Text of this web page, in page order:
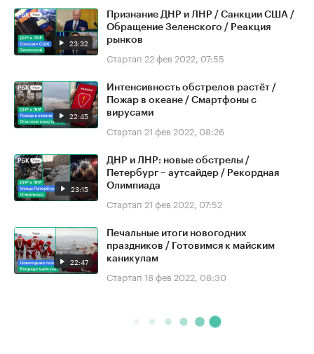
23:32
Признание ДНР и ЛНР / Санкции США /
Обращение Зеленского / Реакция
рынков
Стартап 22 фев 2022, 07:55
22:45
Интенсивность обстрелов растёт /
Пожар в океане / Смартфоны с
вирусами
Стартап 21 фев 2022, 08:26
23:15
ДНР и ЛНР: новые обстрелы /
Петербург – аутсайдер / Рекордная
Олимпиада
Стартап 21 фев 2022, 07:52
22:47
Печальные итоги новогодних
праздников / Готовимся к майским
каникулам
Стартап 18 фев 2022, 08:30